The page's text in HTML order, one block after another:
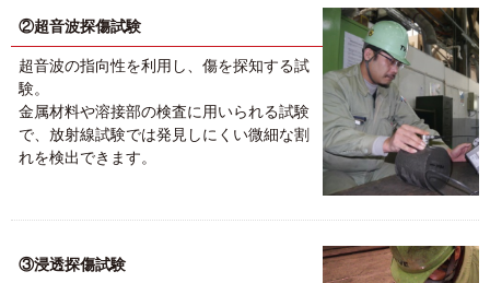
②超音波探傷試験
超音波の指向性を利用し、傷を探知する試
験。
金属材料や溶接部の検査に用いられる試験
で、放射線試験では発見しにくい微細な割
れを検出できます。
③浸透探傷試験